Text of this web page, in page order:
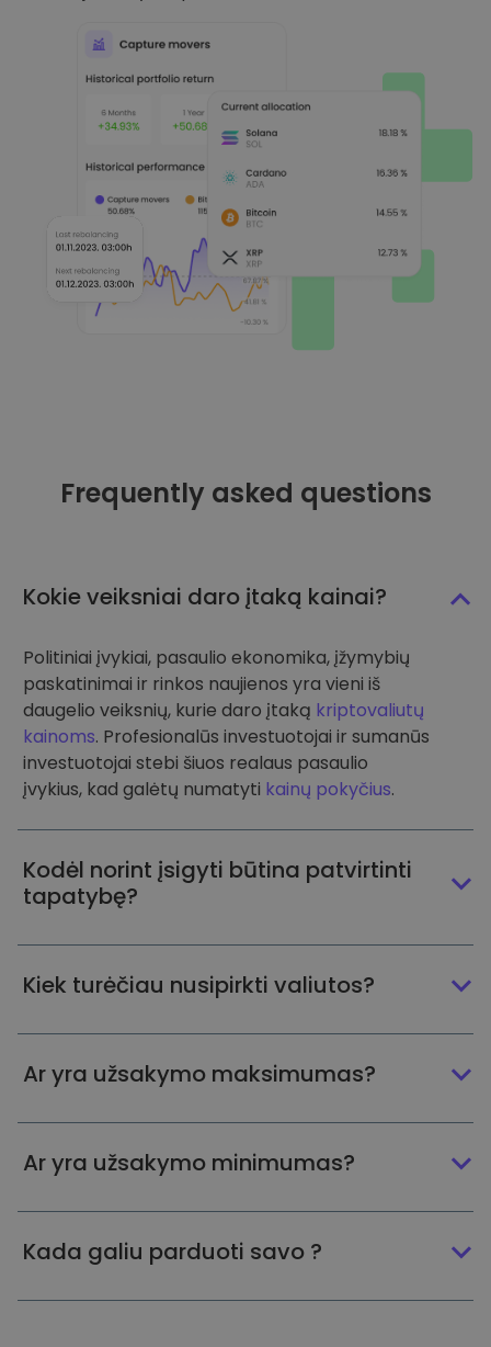
Frequently asked questions
Kokie veiksniai daro įtaką kainai?
Politiniai įvykiai, pasaulio ekonomika, įžymybių
paskatinimai ir rinkos naujienos yra vieni iš
daugelio veiksnių, kurie daro įtaką kriptovaliutų
kainoms. Profesionalūs investuotojai ir sumanūs
investuotojai stebi šiuos realaus pasaulio
įvykius, kad galėtų numatyti kainų pokyčius.
Kodėl norint įsigyti būtina patvirtinti
tapatybę?
Kiek turėčiau nusipirkti valiutos?
Ar yra užsakymo maksimumas?
Ar yra užsakymo minimumas?
Kada galiu parduoti savo ?